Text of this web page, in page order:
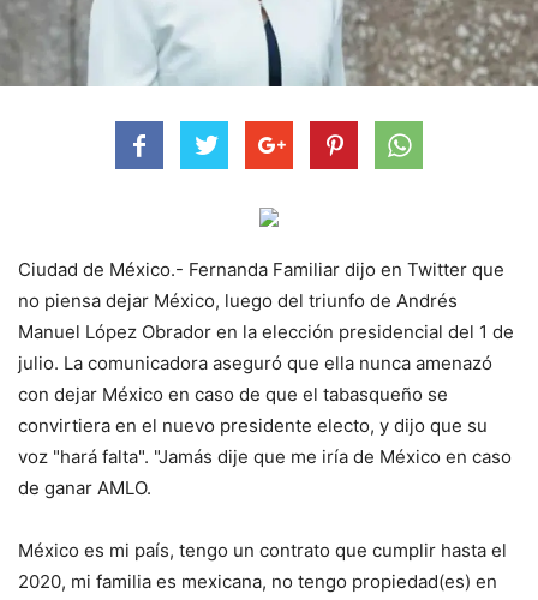
Ciudad de México.- Fernanda Familiar dijo en Twitter que
no piensa dejar México, luego del triunfo de Andrés
Manuel López Obrador en la elección presidencial del 1 de
julio. La comunicadora aseguró que ella nunca amenazó
con dejar México en caso de que el tabasqueño se
convirtiera en el nuevo presidente electo, y dijo que su
voz "hará falta". "Jamás dije que me iría de México en caso
de ganar AMLO.
México es mi país, tengo un contrato que cumplir hasta el
2020, mi familia es mexicana, no tengo propiedad(es) en